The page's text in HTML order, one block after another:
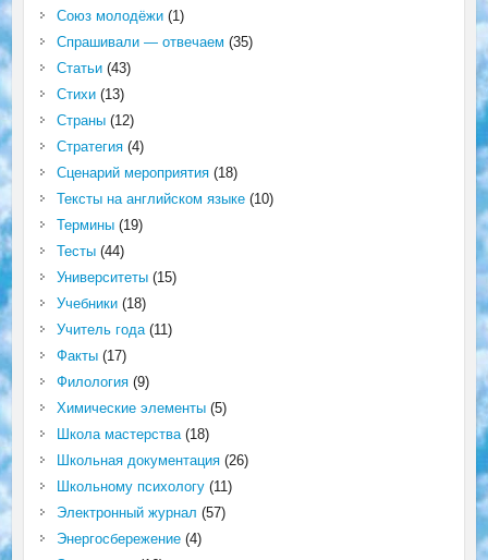
Союз молодёжи(1)
Спрашивали — отвечаем (35)
Статьи(43)
Стихи(13)
Страны(12)
Стратегия(4)
Сценарий мероприятия(18)
Тексты на английском языке(10)
Термины(19)
Тесты(44)
Университеты(15)
Учебники(18)
Учитель года(11)
Факты(17)
Филология(9)
Химические элементы(5)
Школа мастерства(18)
Школьная документация(26)
Школьному психологу(11)
Электронный журнал (57)
Энергосбережение(4)